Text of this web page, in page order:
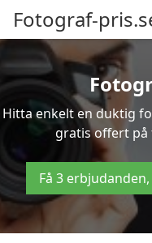
Fotograf-
Hitta enkelt en duktig
gratis offert
Få 3